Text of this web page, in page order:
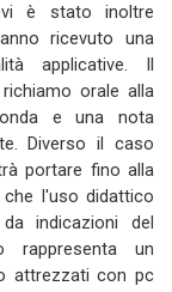
è stato inoltre
ricevuto una
applicative. Il
orale alla
e una nota
Diverso il caso
portare fino alla
l'uso didattico
indicazioni del
rappresenta un
attrezzati con pc